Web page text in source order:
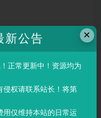
文创产品、包装设计等
标注，均为本站原创发
×
新公告
正常更新中！资源均为
侵权请联系站长！将第
用仅维持本站的日常运